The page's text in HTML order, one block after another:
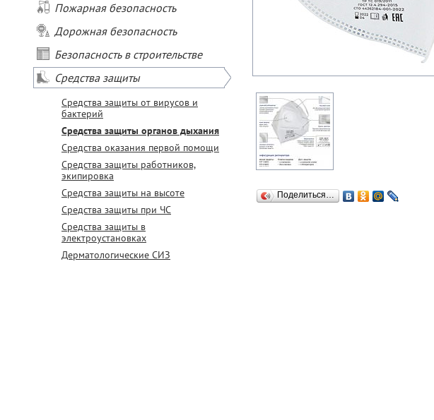
Пожарная безопасность
Дорожная безопасность
Безопасность в строительстве
Средства защиты
Средства защиты от вирусов и
бактерий
Средства защиты органов дыхания
Средства оказания первой помощи
Средства защиты работников,
экипировка
Средства защиты на высоте
Средства защиты при ЧС
Средства защиты в
электроустановках
Дерматологические СИЗ
Поделиться…